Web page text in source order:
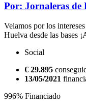
Por: Jornaleras de
Velamos por los
Huelva desde las bases
Social
€ 29.895
13/05/2021
996% Financiado